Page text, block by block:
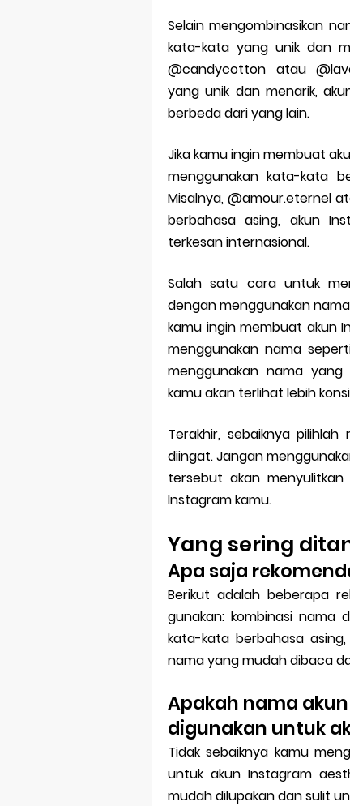
Selain mengombinasikan
kata-kata yang unik dan
@candycotton atau
yang unik dan menarik,
berbeda dari yang lain.
Jika kamu ingin membuat
menggunakan kata-kata
Misalnya, @amour.eternel
berbahasa asing, akun
terkesan internasional.
Salah satu cara untuk
dengan menggunakan
kamu ingin membuat akun
menggunakan nama
menggunakan nama yang
kamu akan terlihat lebih
Terakhir, sebaiknya
diingat. Jangan
tersebut akan
Instagram kamu.
Yang sering
Apa saja
Berikut adalah beberapa
gunakan: kombinasi nama
kata-kata berbahasa
nama yang mudah dibaca
Apakah nama
digunakan untuk
Tidak sebaiknya kamu
untuk akun Instagram
mudah dilupakan dan sulit